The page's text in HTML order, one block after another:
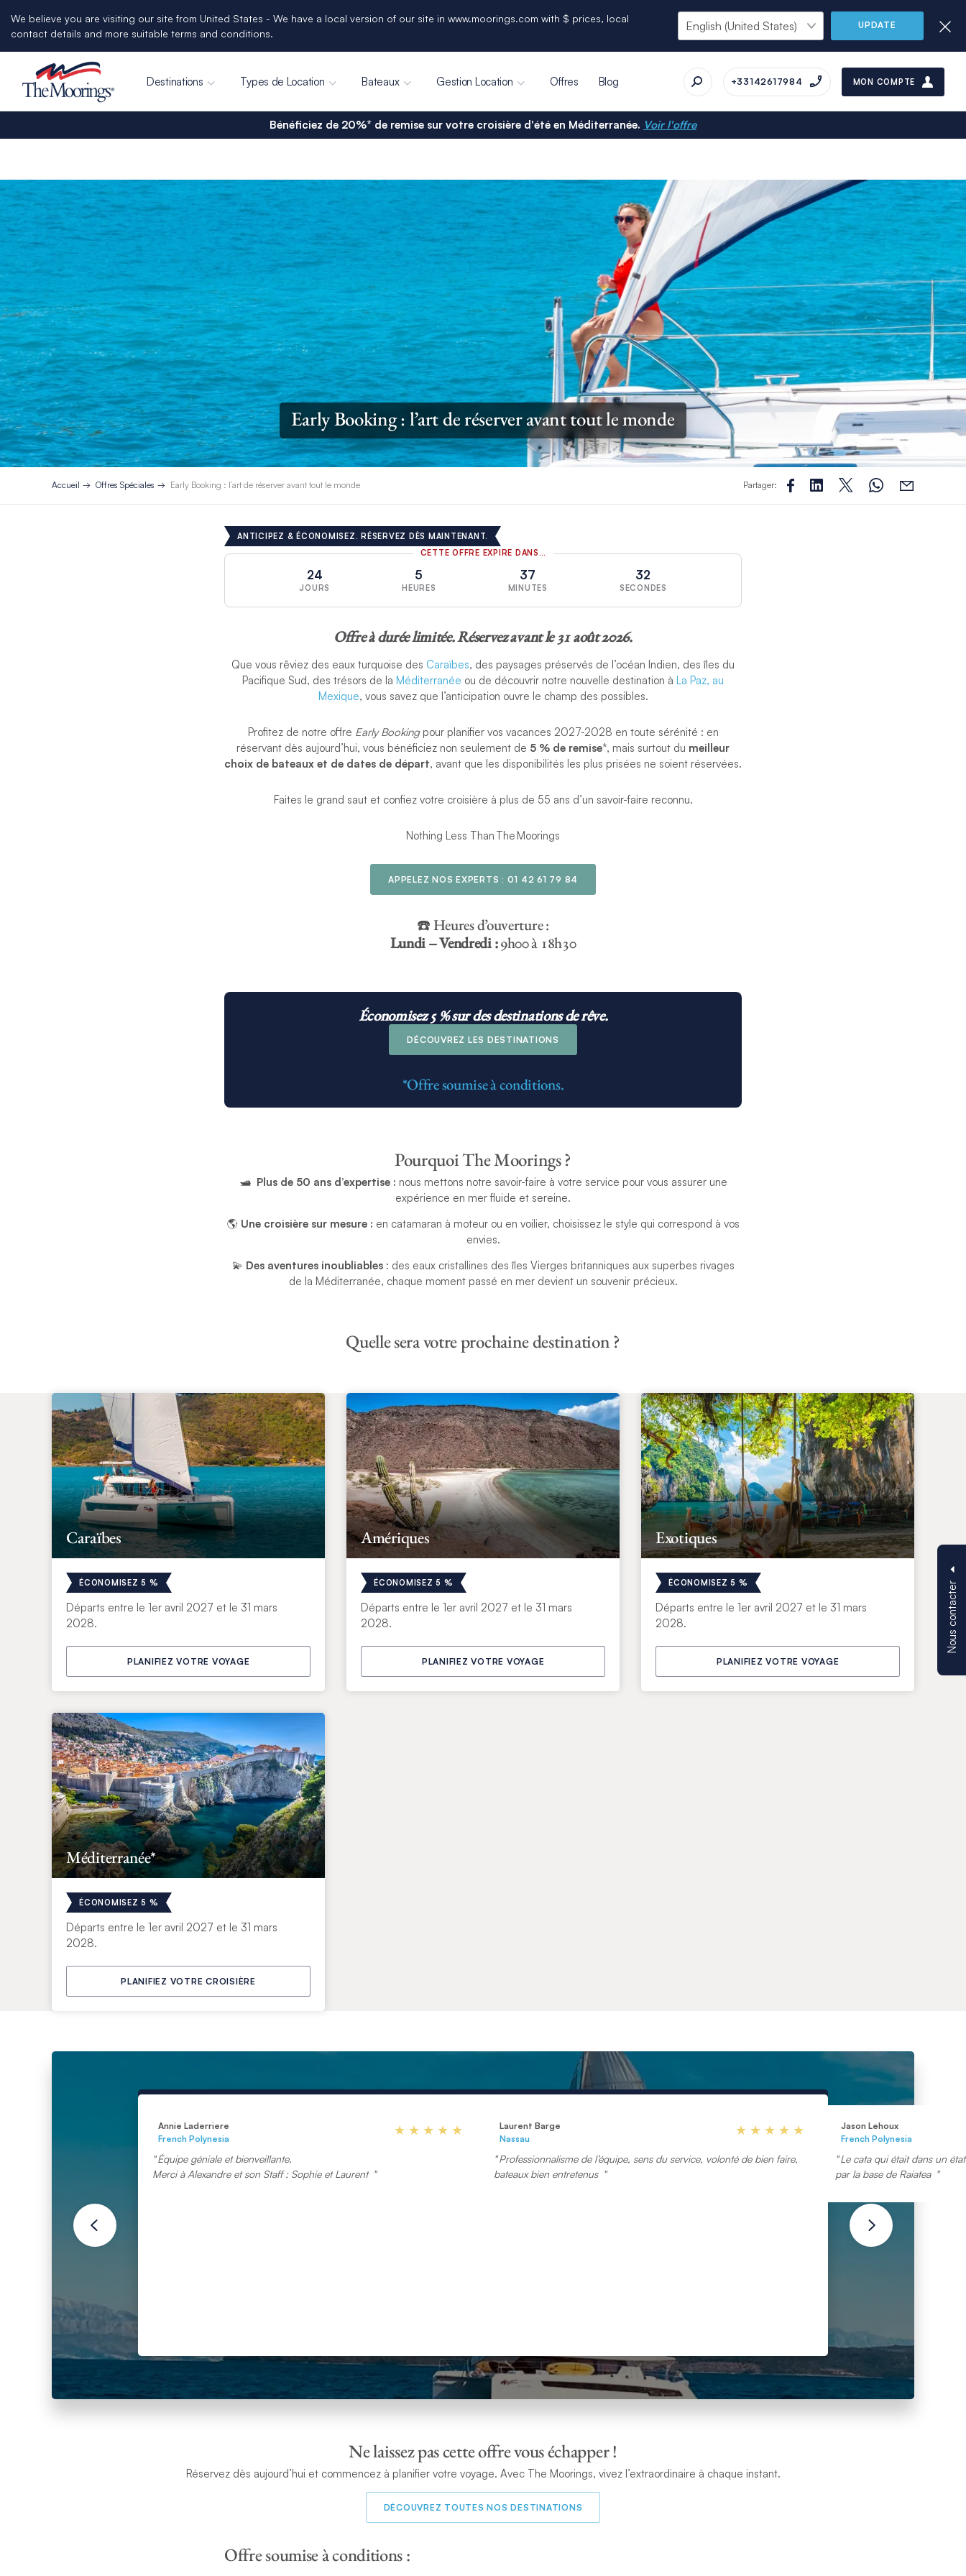
We believe you are visiting our site from United States - We have a local version of our site in www.moorings.com with $ prices, local
contact details and more suitable terms and conditions.
UPDATE
Destinations Types de Location Bateaux Gestion Location Offres Blog +33142617984 MON COMPTE
Nous contacter
Bénéficiez de 20%* de remise sur votre croisière d'été en Méditerranée. Voir l'offre
Early Booking : l’art de réserver avant tout le monde
Accueil Offres Spéciales Early Booking : l’art de réserver avant tout le monde Partager:
ANTICIPEZ & ÉCONOMISEZ. RÉSERVEZ DÈS MAINTENANT.
CETTE OFFRE EXPIRE DANS…
24
JOURS
5
HEURES
37
MINUTES
30
SECONDES
Offre à durée limitée. Réservez avant le 31 août 2026.
Que vous rêviez des eaux turquoise des Caraïbes, des paysages préservés de l’océan Indien, des îles du
Pacifique Sud, des trésors de la Méditerranée ou de découvrir notre nouvelle destination à La Paz, au
Mexique, vous savez que l’anticipation ouvre le champ des possibles.
Profitez de notre offre Early Bookingpour planifier vos vacances 2027-2028 en toute sérénité : en
réservant dès aujourd’hui, vous bénéficiez non seulement de 5 % de remise*, mais surtout du meilleur
choix de bateaux et de dates de départ, avant que les disponibilités les plus prisées ne soient réservées.
Faites le grand saut et confiez votre croisière à plus de 55 ans d’un savoir-faire reconnu.
Nothing Less Than The Moorings
APPELEZ NOS EXPERTS : 01 42 61 79 84
☎️ Heures d’ouverture :
Lundi – Vendredi :9h00 à 18h30
Économisez 5 % sur des destinations de rêve.
DÉCOUVREZ LES DESTINATIONS
*Offre soumise à conditions.
Pourquoi The Moorings ?
🛥️ Plus de 50 ans d’expertise : nous mettons notre savoir-faire à votre service pour vous assurer une
expérience en mer fluide et sereine.
🌎 Une croisière sur mesure : en catamaran à moteur ou en voilier, choisissez le style qui correspond à vos
envies.
💫 Des aventures inoubliables: des eaux cristallines des îles Vierges britanniques aux superbes rivages
de la Méditerranée, chaque moment passé en mer devient un souvenir précieux.
Quelle sera votre prochaine destination ?
Caraïbes
ÉCONOMISEZ 5 %
Départs entre le 1er avril 2027 et le 31 mars
2028.
PLANIFIEZ VOTRE VOYAGE
Amériques
ÉCONOMISEZ 5 %
Départs entre le 1er avril 2027 et le 31 mars
2028.
PLANIFIEZ VOTRE VOYAGE
Exotiques
ÉCONOMISEZ 5 %
Départs entre le 1er avril 2027 et le 31 mars
2028.
PLANIFIEZ VOTRE VOYAGE
Méditerranée*
ÉCONOMISEZ 5 %
Départs entre le 1er avril 2027 et le 31 mars
2028.
PLANIFIEZ VOTRE CROISIÈRE
Annie Laderriere
French Polynesia
Équipe géniale et bienveillante.
Merci à Alexandre et son Staff : Sophie et Laurent
Laurent Barge
Nassau
Professionnalisme de l’équipe, sens du service, volonté de bien faire,
bateaux bien entretenus
Jason Lehoux
French Polynesia
Le cata qui était dans un
par la base de Raiatea
Ne laissez pas cette offre vous échapper !
Réservez dès aujourd’hui et commencez à planifier votre voyage. Avec The Moorings, vivez l’extraordinaire à chaque instant.
DÉCOUVREZ TOUTES NOS DESTINATIONS
Offre soumise à conditions :